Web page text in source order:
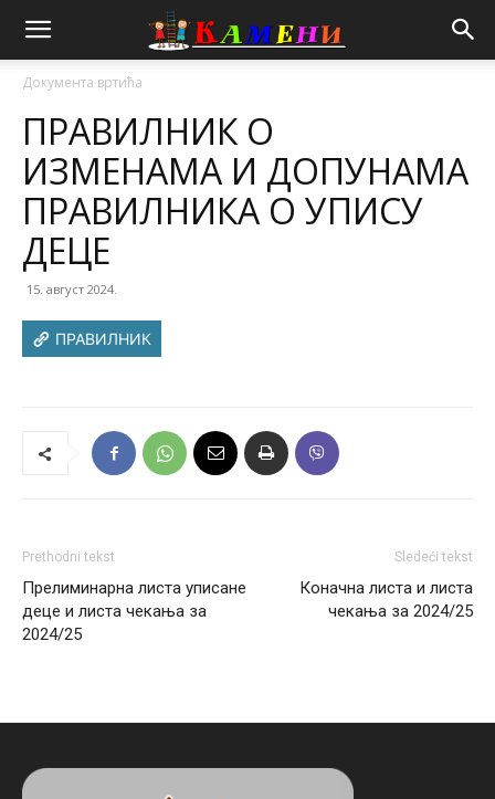
Документа вртића
ПРАВИЛНИК О
ИЗМЕНАМА И ДОПУНАМА
ПРАВИЛНИКА О УПИСУ
ДЕЦЕ
15. август 2024.
ПРАВИЛНИК
Prethodni tekst
Прелиминарна листа уписане
деце и листа чекања за
2024/25
Sledeći tekst
Коначна листа и листа
чекања за 2024/25